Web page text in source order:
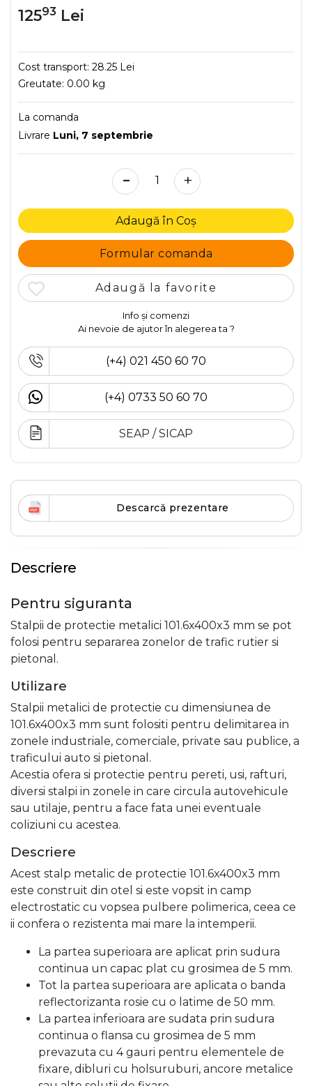
12593 Lei
Cost transport: 28.25 Lei
Greutate: 0.00 kg
La comanda
Livrare Luni, 7 septembrie
- +
Adaugă în Coș
Formular comanda
Adaugă la favorite
Info și comenzi
Ai nevoie de ajutor în alegerea ta ?
(+4) 021 450 60 70
(+4) 0733 50 60 70
SEAP / SICAP
Descarcă prezentare
Descriere
Pentru siguranta
Stalpii de protectie metalici 101.6x400x3 mm se pot
folosi pentru separarea zonelor de trafic rutier si
pietonal.
Utilizare
Stalpii metalici de protectie cu dimensiunea de
101.6x400x3 mm sunt folositi pentru delimitarea in
zonele industriale, comerciale, private sau publice, a
traficului auto si pietonal.
Acestia ofera si protectie pentru pereti, usi, rafturi,
diversi stalpi in zonele in care circula autovehicule
sau utilaje, pentru a face fata unei eventuale
coliziuni cu acestea.
Descriere
Acest stalp metalic de protectie 101.6x400x3 mm
este construit din otel si este vopsit in camp
electrostatic cu vopsea pulbere polimerica, ceea ce
ii confera o rezistenta mai mare la intemperii.
La partea superioara are aplicat prin sudura
continua un capac plat cu grosimea de 5 mm.
Tot la partea superioara are aplicata o banda
reflectorizanta rosie cu o latime de 50 mm.
La partea inferioara are sudata prin sudura
continua o flansa cu grosimea de 5 mm
prevazuta cu 4 gauri pentru elementele de
fixare, dibluri cu holsuruburi, ancore metalice